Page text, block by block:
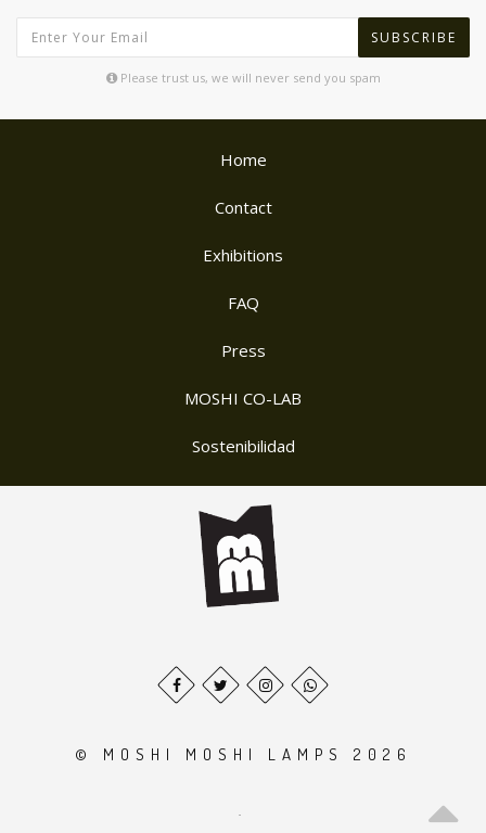
SUBSCRIBE
Please trust us, we will never send you spam
Home
Contact
Exhibitions
FAQ
Press
MOSHI CO-LAB
Sostenibilidad
© MOSHI MOSHI LAMPS 2026